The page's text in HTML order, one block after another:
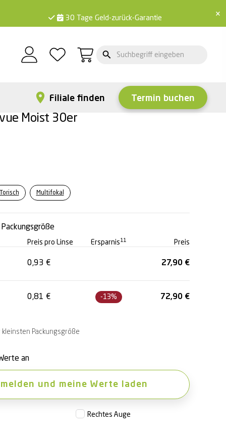
×
30 Tage Geld-zurück-Garantie
Filiale finden Termin buchen
Moist 30er
Torisch Multifokal
Preis pro Linse Ersparnis 11 Preis
0,93€ 27,90 €
0,81€ -13% 72,90 €
kleinsten Packungsgröße
an
und meine Werte laden
Rechtes Auge